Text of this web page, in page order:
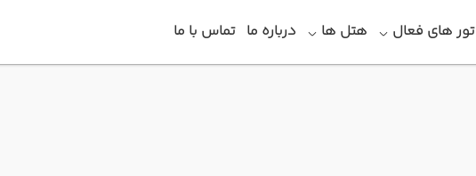
تور های فعال هتل‎ ها درباره ما تماس با ما